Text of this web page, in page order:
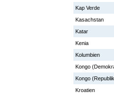
Kap Verde
Kasachstan
Katar
Kenia
Kolumbien
Kongo
Kongo
Kroatien